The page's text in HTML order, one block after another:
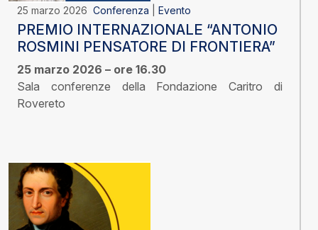
25 marzo 2026 Conferenza Evento
PREMIO INTERNAZIONALE “ANTONIO
ROSMINI PENSATORE DI FRONTIERA”
25 marzo 2026 – ore 16.30
Sala conferenze della Fondazione Caritro di
Rovereto